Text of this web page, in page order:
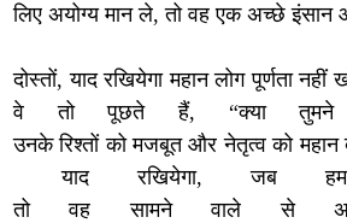
लिए अयोग्य मान ले, तो वह एक अच्छे इंसान
दोस्तों, याद रखियेगा महान लोग पूर्णता
वे तो पूछते हैं, “क्या तुमने
उनके रिश्तों को मजबूत और नेतृत्व को महान
याद रखियेगा, जब
तो वह सामने वाले से